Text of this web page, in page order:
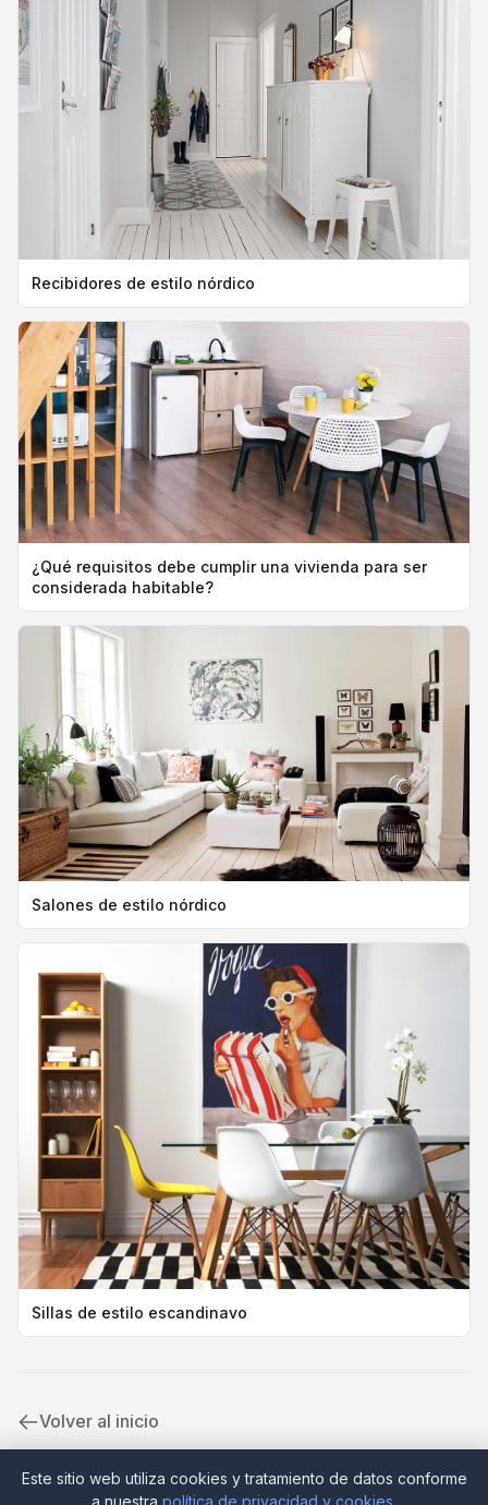
Recibidores de estilo nórdico
¿Qué requisitos debe cumplir una vivienda para ser
considerada habitable?
Salones de estilo nórdico
Sillas de estilo escandinavo
Volver al inicio
Este sitio web utiliza cookies y tratamiento de datos conforme
a nuestra política de privacidad y cookies